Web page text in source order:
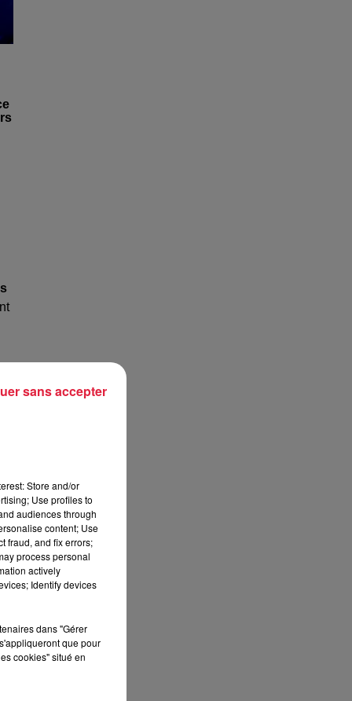
Store and/or
Use profiles to
audiences through
content; Use
fraud, and fix errors;
process personal
actively
Identify devices
dans "Gérer
que pour
cookies" situé en
sans accepter